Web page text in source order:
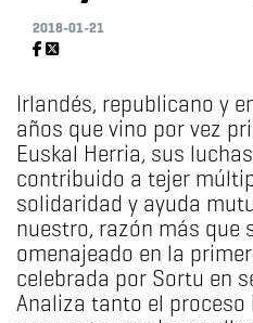
2018-01-21
Irlandés, republicano y
años que vino por vez
Euskal Herria, sus
contribuido a tejer
solidaridad y ayuda
nuestro, razón más que
omenajeado en la
celebrada por Sortu en
Analiza tanto el